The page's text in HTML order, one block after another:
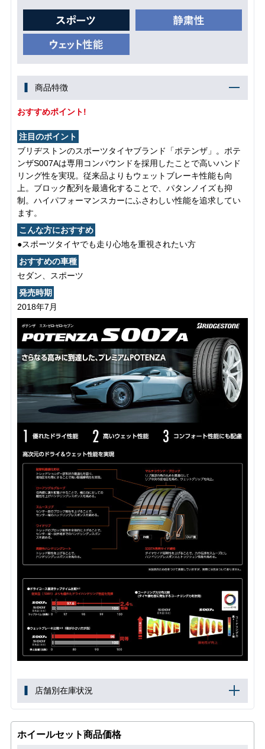
商品特徴
おすすめポイント!
注目のポイント
ブリヂストンのスポーツタイヤブランド「ポテンザ」。ポテ
ンザS007Aは専用コンパウンドを採用したことで高いハンド
リング性を実現。従来品よりもウェットブレーキ性能も向
上。ブロック配列を最適化することで、パタンノイズも抑
制。ハイパフォーマンスカーにふさわしい性能を追求してい
ます。
こんな方におすすめ
●スポーツタイヤでも走り心地を重視されたい方
おすすめの車種
セダン、スポーツ
発売時期
2018年7月
店舗別在庫状況
ホイールセット商品価格